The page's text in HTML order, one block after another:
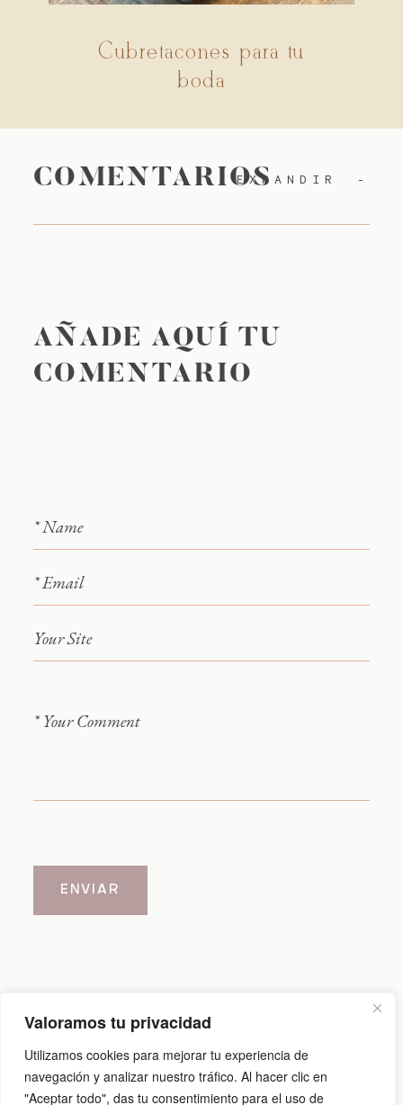
Valoramos tu privacidad
Utilizamos cookies para mejorar tu experiencia de
navegación y analizar nuestro tráfico. Al hacer clic en
"Aceptar todo", das tu consentimiento para el uso de
Cubretacones para tu
boda
COMENTARIOSEXPANDIR
AÑADE AQUÍ TU
COMENTARIO
ENVIAR
Aviso legal|Política de cookies
@2026 Carlos Cid